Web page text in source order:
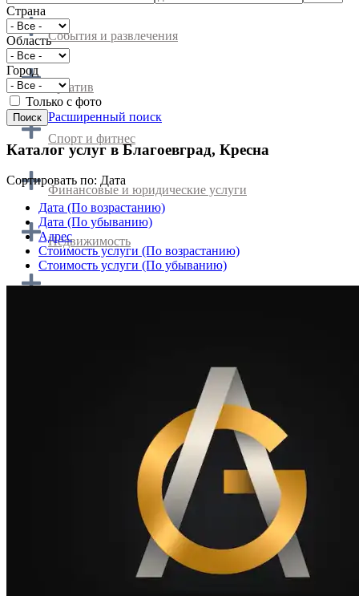
События и развлечения
Креатив
Спорт и фитнес
Финансовые и юридические услуги
Недвижимость
Персонал и работа
Страна
Область
Город
Только с фото
Расширенный поиск
Каталог услуг в Благоевград, Кресна
Сортировать по: Дата
Дата (По возрастанию)
Дата (По убыванию)
Адрес
Cтоимость услуги (По возрастанию)
Cтоимость услуги (По убыванию)